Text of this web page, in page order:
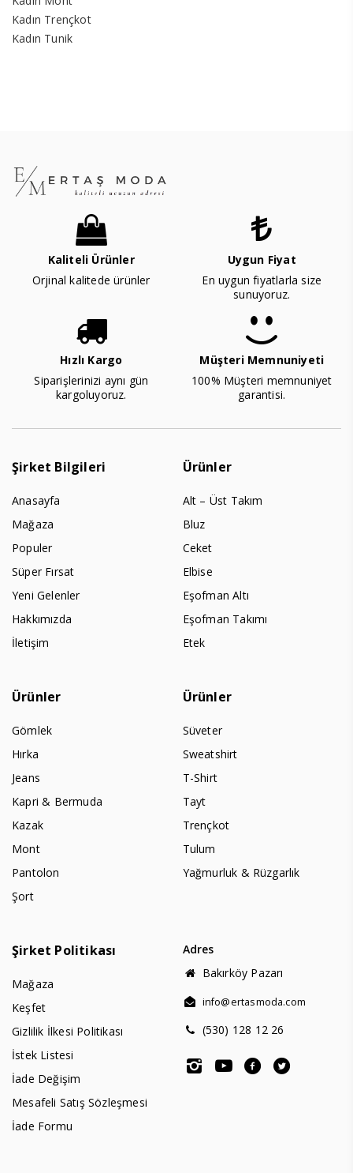
Kadın Trençkot
Kadın Tunik
Kaliteli Ürünler
Orjinal kalitede ürünler
Uygun Fiyat
En uygun fiyatlarla size
sunuyoruz.
Hızlı Kargo
Siparişlerinizi aynı gün
kargoluyoruz.
Müşteri Memnuniyeti
100% Müşteri memnuniyet
garantisi.
Şirket Bilgileri
Anasayfa
Mağaza
Populer
Süper Fırsat
Yeni Gelenler
Hakkımızda
İletişim
Ürünler
Alt – Üst Takım
Bluz
Ceket
Elbise
Eşofman Altı
Eşofman Takımı
Etek
Ürünler
Gömlek
Hırka
Jeans
Kapri & Bermuda
Kazak
Mont
Pantolon
Şort
Ürünler
Süveter
Sweatshirt
T-Shirt
Tayt
Trençkot
Tulum
Yağmurluk & Rüzgarlık
Şirket Politikası
Mağaza
Keşfet
Gizlilik İlkesi Politikası
İstek Listesi
İade Değişim
Mesafeli Satış Sözleşmesi
İade Formu
Adres
Bakırköy Pazarı
info@ertasmoda.com
(530) 128 12 26